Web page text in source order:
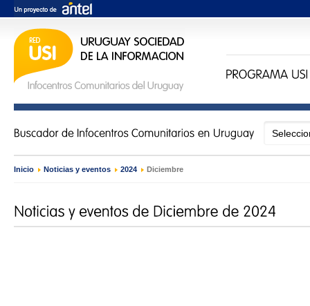
Inicio › Noticias y eventos › 2024 › Diciembre